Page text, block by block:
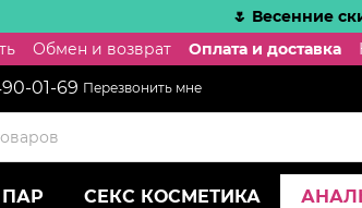
🌷 Весенние
Обмен и возврат Оплата и доставка
01-69 Перезвонить мне
СЕКС КОСМЕТИКА